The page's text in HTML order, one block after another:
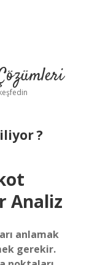
?
Analiz
anlamak
gerekir.